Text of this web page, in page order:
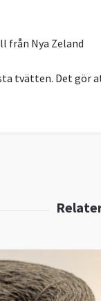
från Nya Zeland
tvätten. Det gör